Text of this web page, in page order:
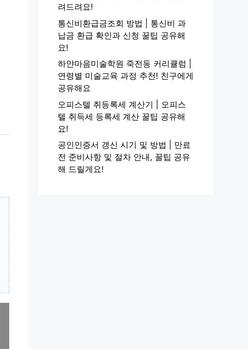
려드려요!
통신비환급금조회 방법 | 통신비 과
납금 환급 확인과 신청 꿀팁 공유해
요!
하얀마음미술학원 죽전동 커리큘럼 |
연령별 미술교육 과정 추천! 친구에게
공유해요
오피스텔 취등록세 계산기 | 오피스
텔 취득세 등록세 계산 꿀팁 공유해
요!
공인인증서 갱신 시기 및 방법 | 만료
전 준비사항 및 절차 안내, 꿀팁 공유
해 드릴게요!